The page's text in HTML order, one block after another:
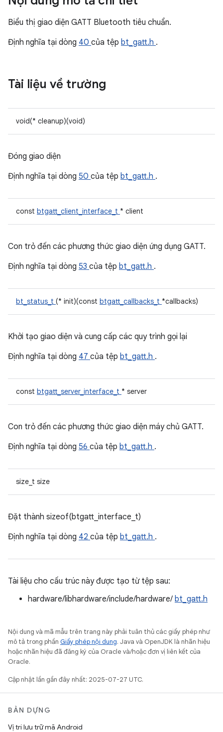
Biểu thị giao diện GATT Bluetooth tiêu chuẩn.
Định nghĩa tại dòng 40 của tệp bt_gatt.h .
Tài liệu về trường
void(* cleanup)(void)
Đóng giao diện
Định nghĩa tại dòng 50 của tệp bt_gatt.h .
const btgatt_client_interface_t * client
Con trỏ đến các phương thức giao diện ứng dụng GATT.
Định nghĩa tại dòng 53 của tệp bt_gatt.h .
bt_status_t (* init)(const btgatt_callbacks_t *callbacks)
Khởi tạo giao diện và cung cấp các quy trình gọi lại
Định nghĩa tại dòng 47 của tệp bt_gatt.h .
const btgatt_server_interface_t * server
Con trỏ đến các phương thức giao diện máy chủ GATT.
Định nghĩa tại dòng 56 của tệp bt_gatt.h .
size_t size
Đặt thành sizeof(btgatt_interface_t)
Định nghĩa tại dòng 42 của tệp bt_gatt.h .
Tài liệu cho cấu trúc này được tạo từ tệp sau:
hardware/libhardware/include/hardware/ bt_gatt.h
Nội dung và mã mẫu trên trang này phải tuân thủ các giấy phép như
mô tả trong phần Giấy phép nội dung. Java và OpenJDK là nhãn hiệu
hoặc nhãn hiệu đã đăng ký của Oracle và/hoặc đơn vị liên kết của
Oracle.
Cập nhật lần gần đây nhất: 2025-07-27 UTC.
BẢN DỰNG
Vị trí lưu trữ mã Android